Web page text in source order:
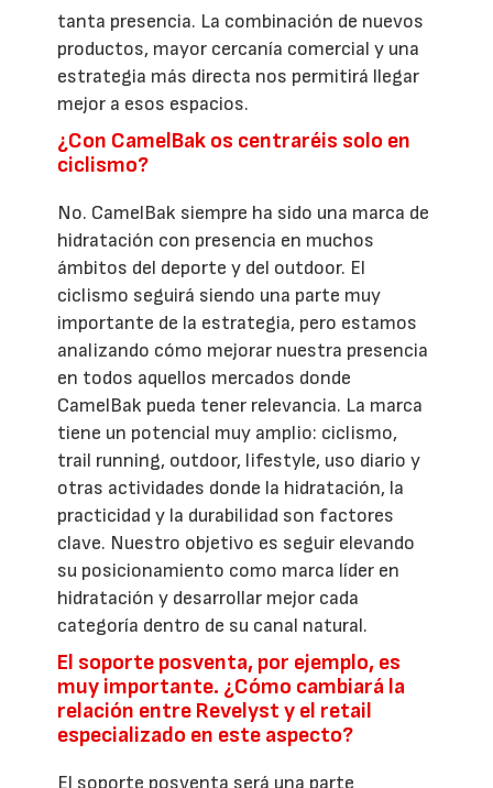
tanta presencia. La combinación de nuevos
productos, mayor cercanía comercial y una
estrategia más directa nos permitirá llegar
mejor a esos espacios.
¿Con CamelBak os centraréis solo en
ciclismo?
No. CamelBak siempre ha sido una marca de
hidratación con presencia en muchos
ámbitos del deporte y del outdoor. El
ciclismo seguirá siendo una parte muy
importante de la estrategia, pero estamos
analizando cómo mejorar nuestra presencia
en todos aquellos mercados donde
CamelBak pueda tener relevancia. La marca
tiene un potencial muy amplio: ciclismo,
trail running, outdoor, lifestyle, uso diario y
otras actividades donde la hidratación, la
practicidad y la durabilidad son factores
clave. Nuestro objetivo es seguir elevando
su posicionamiento como marca líder en
hidratación y desarrollar mejor cada
categoría dentro de su canal natural.
El soporte posventa, por ejemplo, es
muy importante. ¿Cómo cambiará la
relación entre Revelyst y el retail
especializado en este aspecto?
El soporte posventa será una parte